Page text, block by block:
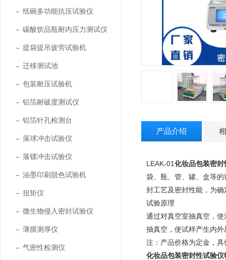
纸碗多功能抗压试验仪
碳酸饮品瓶耐内压力测试仪
提袋提吊疲劳试验机
迁移测试池
包装耐压试验机
铝箔耐破度测试仪
铝箔针孔检测台
落球冲击试验仪
落镖冲击试验仪
油墨印刷脱色试验机
扭矩仪
微生物侵入密封试验仪
薄膜测厚仪
气密性检测仪
产品介绍
LEAK-01化妆品包装密封
袋、瓶、管、罐、盒等
封工艺及密封性能，为
试验原理
通过对真空室抽真空，
抽真空，使试样产生内
注：产品价格为定金，
化妆品包装密封性试验仪